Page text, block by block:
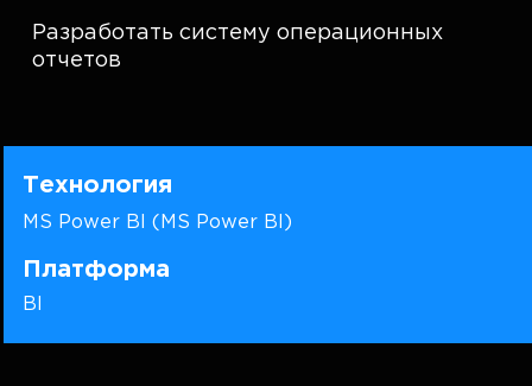
Разработать систему операционных
отчетов
Технология
MS Power BI (MS Power BI)
Платформа
BI